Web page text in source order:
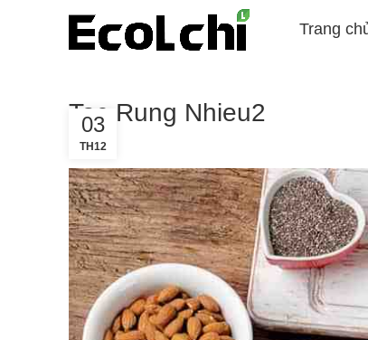
Trang
Toc Rung Nhieu2
03
TH12